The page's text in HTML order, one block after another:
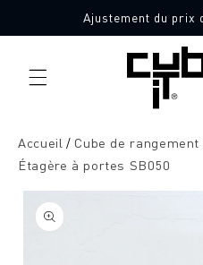
directement
au contenu
Ajustement du prix
Accueil
Cube de
Étagère à portes SB050
l'information
sur le
produit